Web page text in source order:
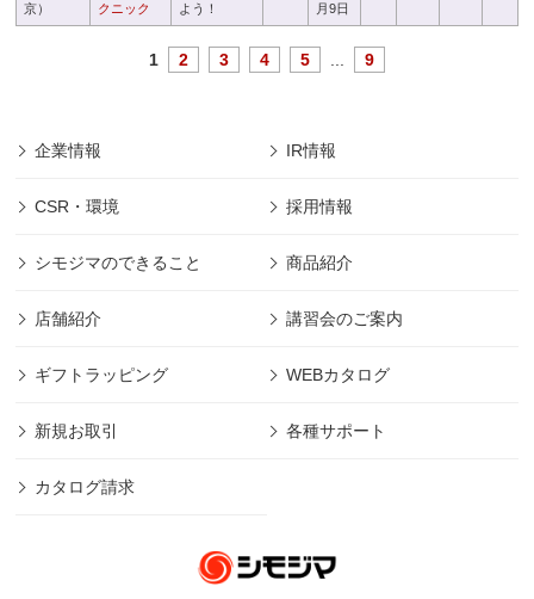
京）
クニック
よう！
月9日
1 2 3 4 5 9
企業情報 IR情報
CSR・環境 採用情報
シモジマのできること 商品紹介
店舗紹介 講習会のご案内
ギフトラッピング WEBカタログ
新規お取引 各種サポート
カタログ請求